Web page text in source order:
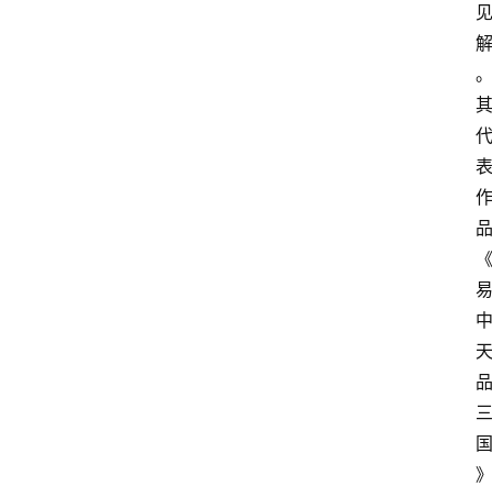
见
解
。
其
代
表
作
品
《
易
中
天
品
三
国
》